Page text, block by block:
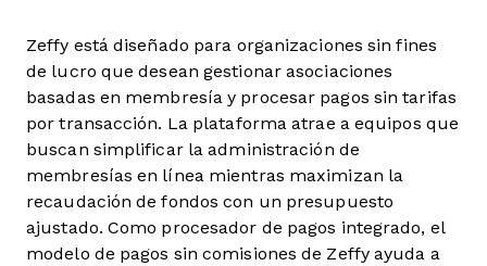
Zeffy está diseñado para organizaciones sin fines
de lucro que desean gestionar asociaciones
basadas en membresía y procesar pagos sin tarifas
por transacción. La plataforma atrae a equipos que
buscan simplificar la administración de
membresías en línea mientras maximizan la
recaudación de fondos con un presupuesto
ajustado. Como procesador de pagos integrado, el
modelo de pagos sin comisiones de Zeffy ayuda a